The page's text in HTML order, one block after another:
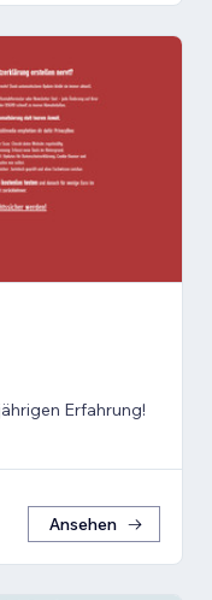
Erfahrung!
Ansehen